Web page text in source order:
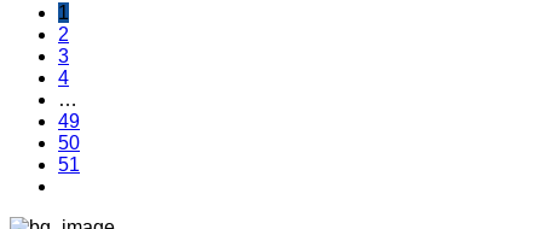
1
2
3
4
…
49
50
51